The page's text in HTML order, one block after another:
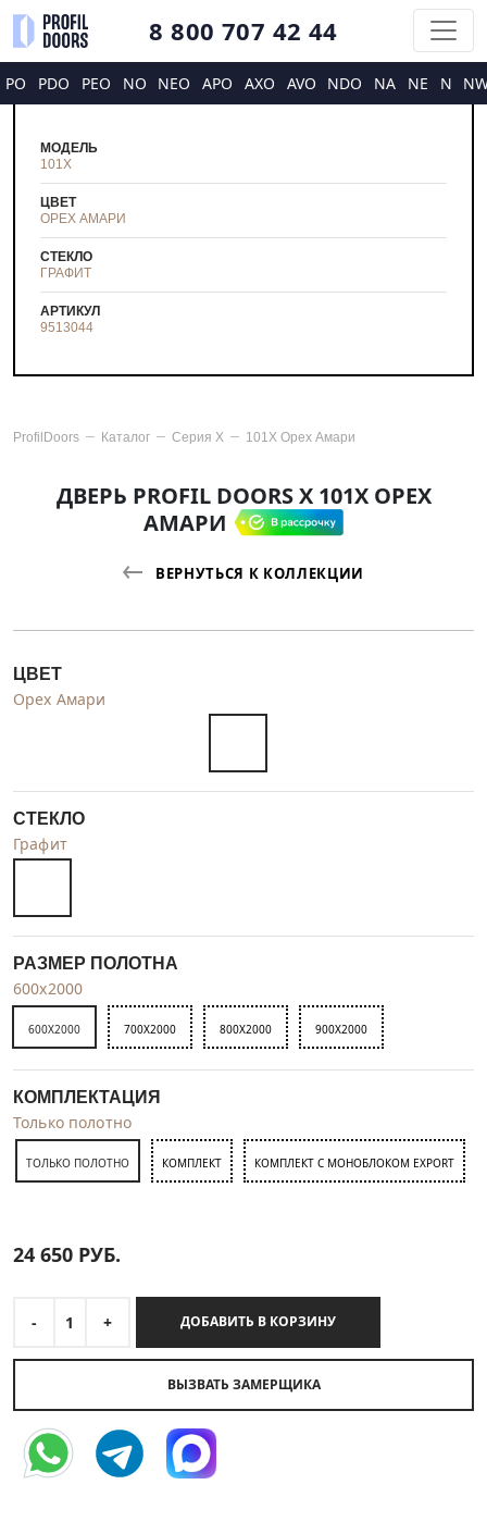
8 800 707 42 44
PO PDO PEO NO NEO APO AXO AVO NDO NA NE N
МОДЕЛЬ
101X
ЦВЕТ
ОРЕХ АМАРИ
СТЕКЛО
ГРАФИТ
АРТИКУЛ
9513044
ProfilDoors Каталог Серия X 101X Орех Амари
ДВЕРЬ PROFIL DOORS X 101X ОРЕХ
АМАРИ
ВЕРНУТЬСЯ К КОЛЛЕКЦИИ
ЦВЕТ
Орех Амари
СТЕКЛО
Графит
РАЗМЕР ПОЛОТНА
600x2000
600X2000 700X2000 800X2000 900X2000
КОМПЛЕКТАЦИЯ
Только полотно
ТОЛЬКО ПОЛОТНО КОМПЛЕКТ КОМПЛЕКТ С МОНОБЛОКОМ EXPORT
24 650 РУБ.
- 1 + ДОБАВИТЬ В КОРЗИНУ
ВЫЗВАТЬ ЗАМЕРЩИКА